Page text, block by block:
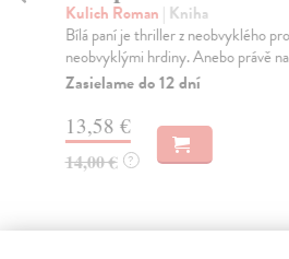
Kulich Roman | Kniha
Bílá paní je thriller z neobvyklého
neobvyklými hrdiny. Anebo právě
Zasielame do 12 dní
13,58 €
14,00 € ?